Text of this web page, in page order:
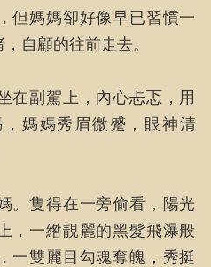
但媽媽卻好像早已習慣一
自顧的往前走去。
在副駕上，內心忐忑，用
媽媽秀眉微蹙，眼神清
。隻得在一旁偷看，陽光
，一綹靚麗的黑髮飛瀑般
一雙麗目勾魂奪魄，秀挺